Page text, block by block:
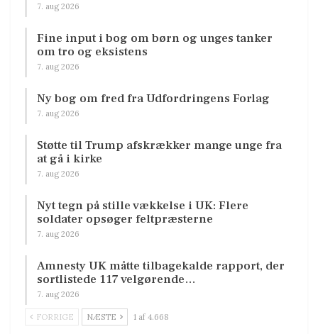
7. aug 2026
Fine input i bog om børn og unges tanker
om tro og eksistens
7. aug 2026
Ny bog om fred fra Udfordringens Forlag
7. aug 2026
Støtte til Trump afskrækker mange unge fra
at gå i kirke
7. aug 2026
Nyt tegn på stille vækkelse i UK: Flere
soldater opsøger feltpræsterne
7. aug 2026
Amnesty UK måtte tilbagekalde rapport, der
sortlistede 117 velgørende…
7. aug 2026
FORRIGE NÆSTE 1 af 4.668